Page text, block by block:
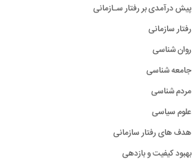
پیش درآمدی بر رفتار سـازمانی
رفتار سازمانی
روان شناسی
جامعه شناسی
مردم شناسی
علوم سیاسی
هدف های رفتار سازمانی
بهبود کیفیت و بازدهی